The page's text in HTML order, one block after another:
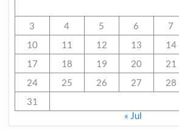
3
4 5 6 7
10
11 12 13 14
17
18 19 20 21
24
25 26 27 28
31
« Jul